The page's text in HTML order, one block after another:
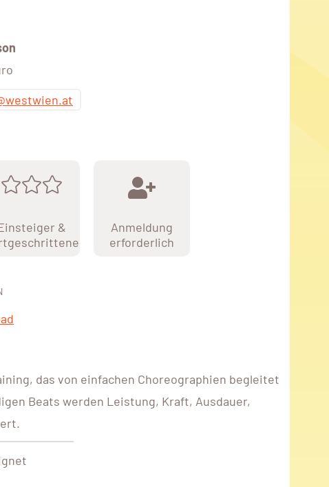
&
Anmeldung
erforderlich
das von einfachen Choreographien begleitet
Beats werden Leistung, Kraft, Ausdauer,